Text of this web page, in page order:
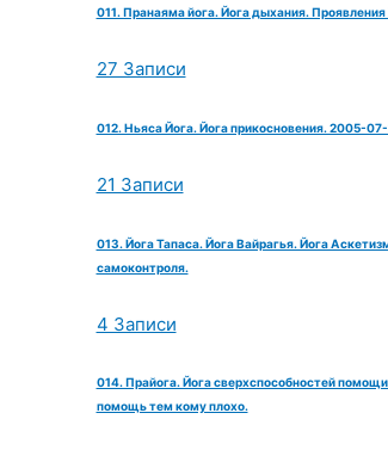
011. Пранаяма йога. Йога дыхания.
27 Записи
012. Ньяса Йога. Йога прикосновения. 2005-07-
21 Записи
013. Йога Тапаса. Йога Вайрагья. Йога
самоконтроля.
4 Записи
014. Прайога. Йога сверхспособностей
помощь тем кому плохо.